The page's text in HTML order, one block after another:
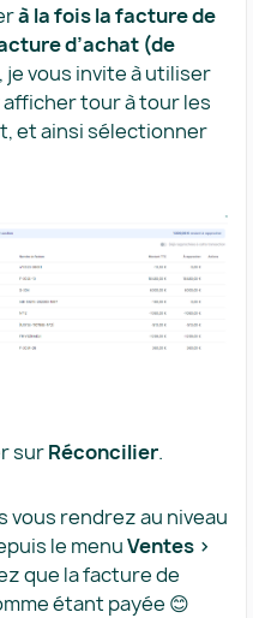
à la fois la facture de
d’achat (de
je vous invite à utiliser
tour à tour les
et ainsi sélectionner
surRéconcilier.
vous rendrez au niveau
le menuVentes >
que la facture de
étant payée 😊